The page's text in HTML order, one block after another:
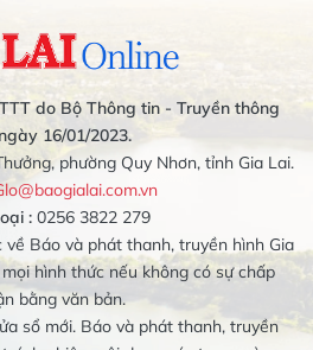
do Bộ Thông tin - Truyền thông
16/01/2023.
phường Quy Nhơn, tỉnh Gia Lai.
: 0256 3822 279
Báo và phát thanh, truyền hình Gia
hình thức nếu không có sự chấp
bằng văn bản.
sổ mới. Báo và phát thanh, truyền